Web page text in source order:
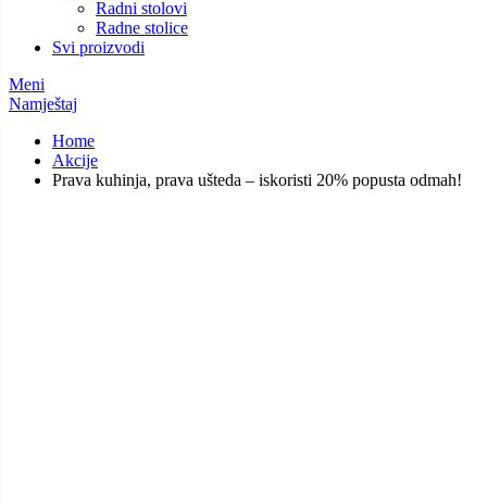
Radni stolovi
Radne stolice
Svi proizvodi
Meni
Namještaj
Home
Akcije
Prava kuhinja, prava ušteda – iskoristi 20% popusta odmah!